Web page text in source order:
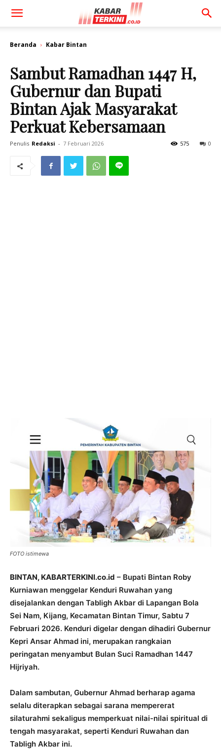
Beranda Kabar Bintan
Sambut Ramadhan 1447 H,
Gubernur dan Bupati
Bintan Ajak Masyarakat
Perkuat Kebersamaan
Penulis Redaksi - 7 Februari 2026 0
575
FOTO istimewa
BINTAN, KABARTERKINI.co.id – Bupati Bintan Roby
Kurniawan menggelar Kenduri Ruwahan yang
disejalankan dengan Tabligh Akbar di Lapangan Bola
Sei Nam, Kijang, Kecamatan Bintan Timur, Sabtu 7
Februari 2026. Kenduri digelar dengan dihadiri Gubernur
Kepri Ansar Ahmad ini, merupakan rangkaian
peringatan menyambut Bulan Suci Ramadhan 1447
Hijriyah.
Dalam sambutan, Gubernur Ahmad berharap agama
selalu diterapkan sebagai sarana mempererat
silaturahmi sekaligus memperkuat nilai-nilai spiritual di
tengah masyarakat, seperti Kenduri Ruwahan dan
Tabligh Akbar ini.